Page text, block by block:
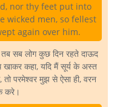
nor thy feet put into
wicked men, so fellest
again over him.
सब लोग कुछ दिन रहते दाऊद
खाकर कहा, यदि मैं सूर्य के अस्त
परमेश्वर मुझ से ऐसा ही, वरन
करे।